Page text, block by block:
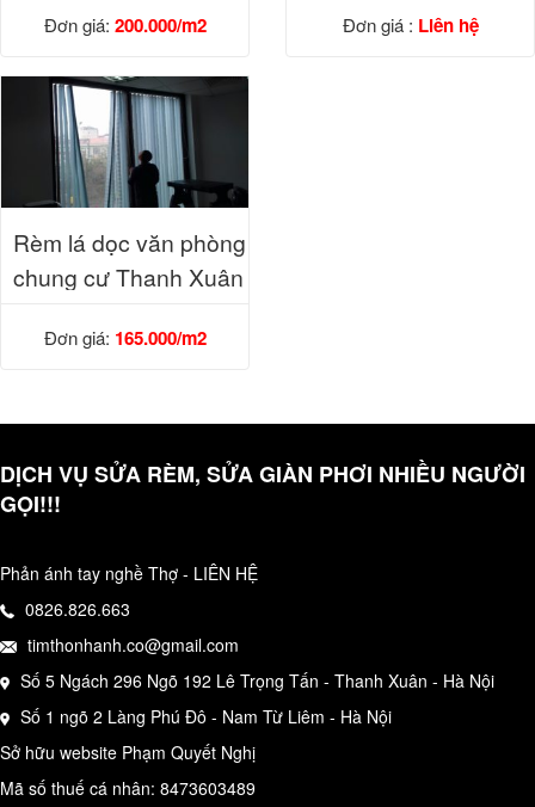
Đơn giá: 200.000/m2 Đơn giá : Liên hệ
Rèm lá dọc văn phòng
chung cư Thanh Xuân
Đơn giá: 165.000/m2
DỊCH VỤ SỬA RÈM, SỬA GIÀN PHƠI NHIỀU NGƯỜI
GỌI!!!
Phản ánh tay nghề Thợ - LIÊN HỆ
0826.826.663
timthonhanh.co@gmail.com
Số 5 Ngách 296 Ngõ 192 Lê Trọng Tấn - Thanh Xuân - Hà Nội
Số 1 ngõ 2 Làng Phú Đô - Nam Từ Liêm - Hà Nội
Sở hữu website Phạm Quyết Nghị
Mã số thuế cá nhân: 8473603489